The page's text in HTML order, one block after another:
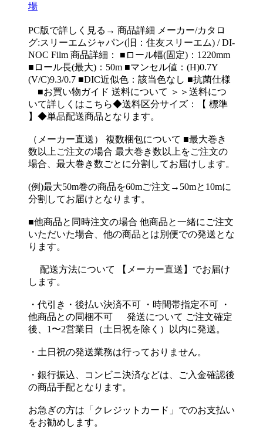
場
PC版で詳しく見る→ 商品詳細 メーカー/カタロ
グ:スリーエムジャパン(旧：住友スリーエム) / DI-
NOC Film 商品詳細： ■ロール幅(固定)：1220mm
■ロール長(最大)：50m ■マンセル値：(H)0.7Y
(V/C)9.3/0.7 ■DIC近似色：該当色なし ■抗菌仕様
■お買い物ガイド 送料について ＞＞送料につ
いて詳しくはこちら◆送料区分サイズ：【 標準
】◆単品配送商品となります。
（メーカー直送） 複数梱包について ■最大巻き
数以上ご注文の場合 最大巻き数以上をご注文の
場合、最大巻き数ごとに分割してお届けします。
(例)最大50m巻の商品を60mご注文→50mと10mに
分割してお届けとなります。
■他商品と同時注文の場合 他商品と一緒にご注文
いただいた場合、他の商品とは別便での発送とな
ります。
配送方法について 【メーカー直送】でお届け
します。
・代引き・後払い決済不可 ・時間帯指定不可 ・
他商品との同梱不可 発送について ご注文確定
後、1〜2営業日（土日祝を除く）以内に発送。
・土日祝の発送業務は行っておりません。
・銀行振込、コンビニ決済などは、ご入金確認後
の商品手配となります。
お急ぎの方は「クレジットカード」でのお支払い
をお勧めします。